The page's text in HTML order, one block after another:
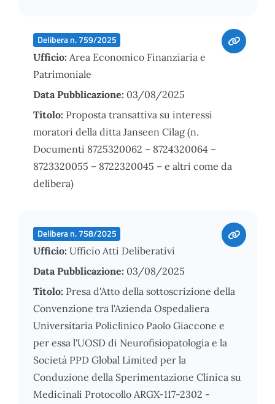
Delibera n. 759/2025
Ufficio: Area Economico Finanziaria e
Patrimoniale
Data Pubblicazione: 03/08/2025
Titolo: Proposta transattiva su interessi
moratori della ditta Janseen Cilag (n.
Documenti 8725320062 – 8724320064 –
8723320055 – 8722320045 – e altri come da
delibera)
Delibera n. 758/2025
Ufficio: Ufficio Atti Deliberativi
Data Pubblicazione: 03/08/2025
Titolo: Presa d'Atto della sottoscrizione della
Convenzione tra l'Azienda Ospedaliera
Universitaria Policlinico Paolo Giaccone e
per essa l'UOSD di Neurofisiopatologia e la
Società PPD Global Limited per la
Conduzione della Sperimentazione Clinica su
Medicinali Protocollo ARGX-117-2302 -